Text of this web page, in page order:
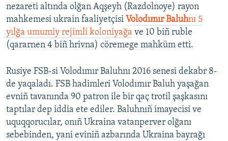
nezareti altında olğan Aqşeyh (Razdolnoye) rayon
mahkemesi ukrain faaliyetçisi Volodımır Baluhnı 5
yılğa umumiy rejimli koloniyağa ve 10 biñ ruble
(qararnen 4 biñ hrivna) cöremege mahküm etti.
Rusiye FSB-si Volodımır Baluhnı 2016 senesi dekabr 8-
de yaqaladı. FSB hadimleri Volodımır Baluh yaşağan
evniñ tavanında 90 patron ile bir qaç trotil şaşkasını
taptılar dep iddia ete ediler. Baluhnıñ imayecisi ve
uquqqorucılar, onıñ Ukraina vatanperver olğanı
sebebinden, yani eviniñ azbarında Ukraina bayrağı